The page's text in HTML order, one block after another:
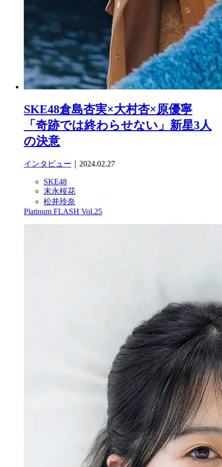
SKE48倉島杏実×大村杏×原優寧
「奇跡では終わらせない」新星3人
の決意
インタビュー ｜2024.02.27
SKE48
末永桜花
松井玲奈
Platinum FLASH Vol.25